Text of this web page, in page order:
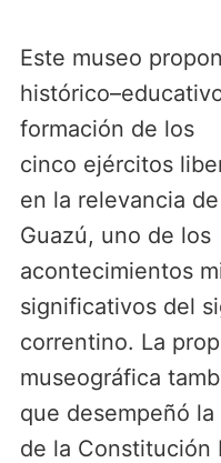
Este museo
formación de los
cinco ejércitos
en la relevancia
Guazú, uno de los
acontecimientos
significativos del
correntino. La
museográfica
que desempeñó
de la Constitución